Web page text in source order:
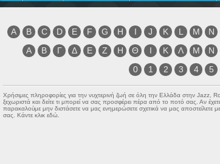
A B C D E F G H I J K L M N
Α
Β Γ Δ Ε Ζ Η Θ Ι Κ Λ Μ Ν
0
1 2 3 4 5
Χρήσιμες πληροφορίες για την νυχτερινή ζωή σε όλη την Ελλάδα στην Jazz
ξεχωριστά και δείτε τι μπορεί να σας προσφέρει πέρα από το ποτό σας. Αν
παρακαλούμε μην διστάσετε να μας ενημερώσετε σχετικά να μας αποστείλετε
σας. Κάντε κλικ εδώ.